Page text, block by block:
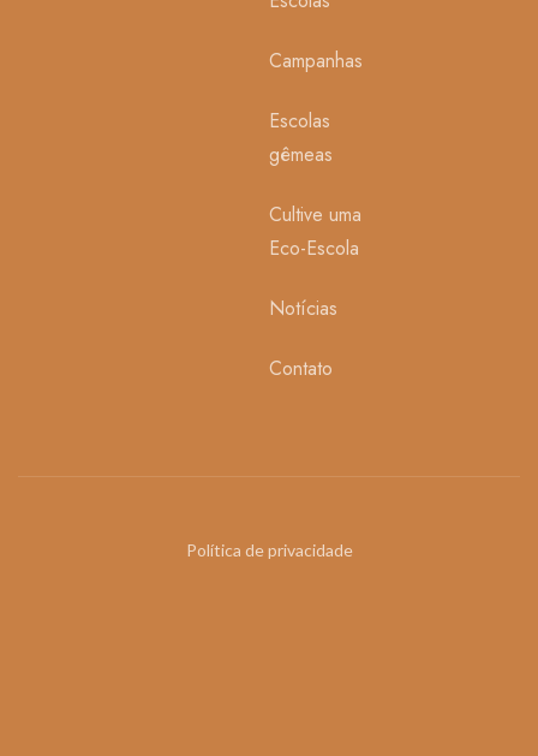
Campanhas
Escolas
gêmeas
Cultive uma
Eco-Escola
Notícias
Contato
Política de privacidade